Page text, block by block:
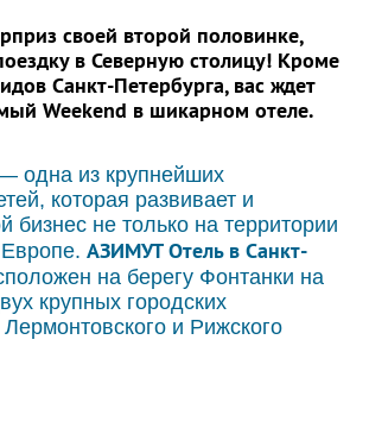
своей второй половинке,
в Северную столицу! Кроме
Санкт-Петербурга, вас ждет
Weekend в шикарном отеле.
одна из крупнейших
которая развивает и
бизнес не только на территории
АЗИМУТ Отель в Санкт-
на берегу Фонтанки на
крупных городских
и Рижского